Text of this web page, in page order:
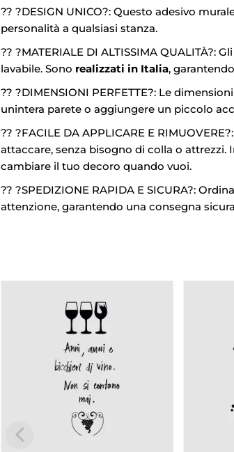
?? ?DESIGN UNICO?: Questo adesivo
personalità a qualsiasi stanza.
?? ?MATERIALE DI ALTISSIMA QUALITÀ?:
lavabile. Sono realizzati in Italia,
?? ?DIMENSIONI PERFETTE?: Le
unintera parete o aggiungere un piccolo
?? ?FACILE DA APPLICARE E
attaccare, senza bisogno di colla o
cambiare il tuo decoro quando vuoi.
?? ?SPEDIZIONE RAPIDA E SICURA?:
attenzione, garantendo una consegna